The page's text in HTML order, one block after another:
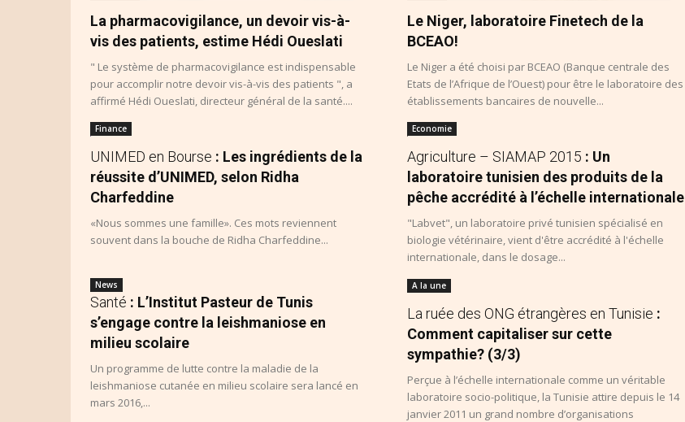
La pharmacovigilance, un devoir vis-à-
vis des patients, estime Hédi Oueslati
" Le système de pharmacovigilance est indispensable
pour accomplir notre devoir vis-à-vis des patients ", a
affirmé Hédi Oueslati, directeur général de la santé....
Le Niger, laboratoire Finetech de la
BCEAO!
Le Niger a été choisi par BCEAO (Banque centrale des
Etats de l’Afrique de l’Ouest) pour être le laboratoire des
établissements bancaires de nouvelle...
Finance
UNIMED en Bourse : Les ingrédients de la
réussite d’UNIMED, selon Ridha
Charfeddine
«Nous sommes une famille». Ces mots reviennent
souvent dans la bouche de Ridha Charfeddine...
Economie
Agriculture – SIAMAP 2015 : Un
laboratoire tunisien des produits de la
pêche accrédité à l’échelle internationale
"Labvet", un laboratoire privé tunisien spécialisé en
biologie vétérinaire, vient d'être accrédité à l'échelle
internationale, dans le dosage...
News
Santé : L’Institut Pasteur de Tunis
s’engage contre la leishmaniose en
milieu scolaire
Un programme de lutte contre la maladie de la
leishmaniose cutanée en milieu scolaire sera lancé en
mars 2016,...
A la une
La ruée des ONG étrangères en Tunisie :
Comment capitaliser sur cette
sympathie? (3/3)
Perçue à l’échelle internationale comme un véritable
laboratoire socio-politique, la Tunisie attire depuis le 14
janvier 2011 un grand nombre d’organisations